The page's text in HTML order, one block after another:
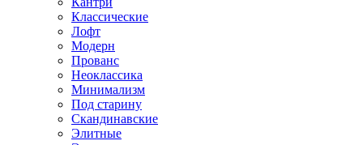
Классические
Лофт
Модерн
Прованс
Неоклассика
Минимализм
Под старину
Скандинавские
Элитные